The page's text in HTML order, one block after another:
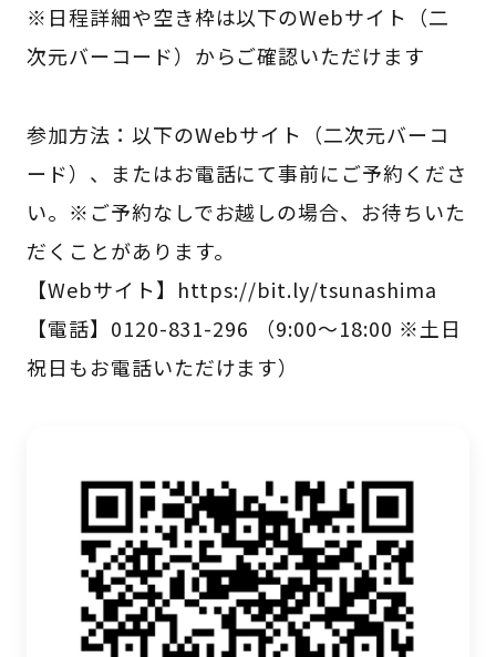
※日程詳細や空き枠は以下のWebサイト（二
次元バーコード）からご確認いただけます
参加方法：以下のWebサイト（二次元バーコ
ード）、またはお電話にて事前にご予約くださ
い。※ご予約なしでお越しの場合、お待ちいた
だくことがあります。
【Webサイト】https://bit.ly/tsunashima
【電話】0120-831-296 （9:00～18:00 ※土日
祝日もお電話いただけます）